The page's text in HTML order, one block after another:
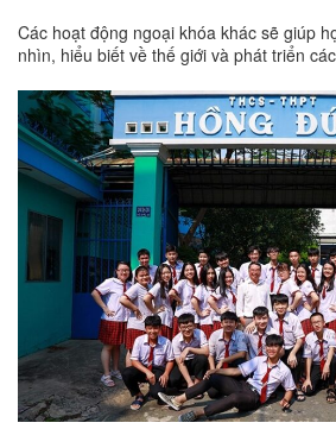
Các hoạt động ngoại khóa khác sẽ giúp
nhìn, hiểu biết về thế giới và phát triển